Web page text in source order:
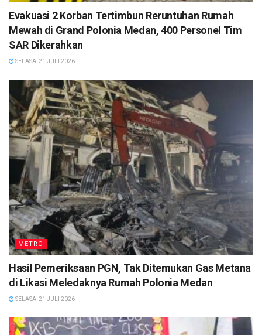
Evakuasi 2 Korban Tertimbun Reruntuhan Rumah
Mewah di Grand Polonia Medan, 400 Personel Tim
SAR Dikerahkan
SELASA, 21 JULI 2026
METRO
Hasil Pemeriksaan PGN, Tak Ditemukan Gas Metana
di Likasi Meledaknya Rumah Polonia Medan
SELASA, 21 JULI 2026